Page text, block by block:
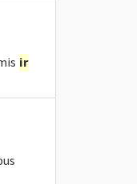
ir